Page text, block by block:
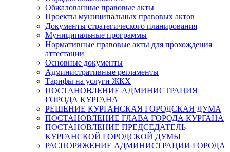
Обжалованные правовые акты
Проекты муниципальных правовых актов
Документы стратегического планирования
Муниципальные программы
Нормативные правовые акты для прохождения
аттестации
Основные документы
Административные регламенты
Тарифы на услуги ЖКХ
ПОСТАНОВЛЕНИЕ АДМИНИСТРАЦИЯ
ГОРОДА КУРГАНА
РЕШЕНИЕ КУРГАНСКАЯ ГОРОДСКАЯ ДУМА
ПОСТАНОВЛЕНИЕ ГЛАВА ГОРОДА КУРГАНА
ПОСТАНОВЛЕНИЕ ПРЕДСЕДАТЕЛЬ
КУРГАНСКОЙ ГОРОДСКОЙ ДУМЫ
РАСПОРЯЖЕНИЕ АДМИНИСТРАЦИИ ГОРОДА